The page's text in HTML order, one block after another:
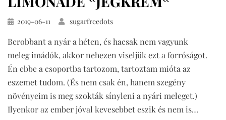
Közzétéve
2019-06-11 sugarfreedots
Berobbant a nyár a héten, és hacsak nem vagyunk
meleg imádók, akkor nehezen viseljük ezt a forróságot.
Én ebbe a csoportba tartozom, tartoztam mióta az
eszemet tudom. (És nem csak én, hanem szegény
növényeim is meg szokták sínyleni a nyári meleget.)
Ilyenkor az ember jóval kevesebbet eszik és nem is…